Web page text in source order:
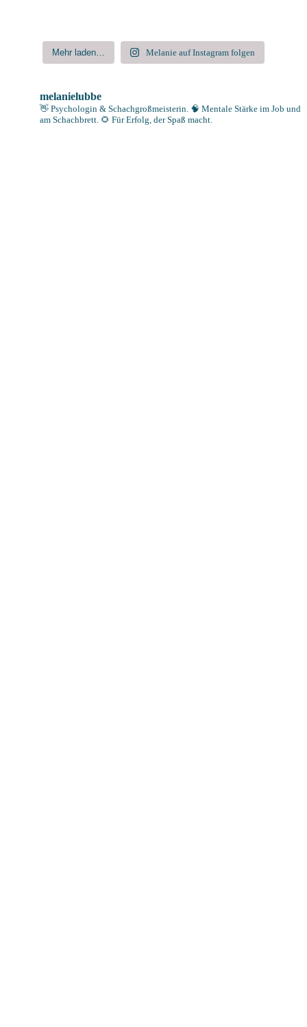
Mehr laden… Melanie auf Instagram folgen
melanielubbe
👋 Psychologin & Schachgroßmeisterin. 🧠 Mentale Stärke im Job und
am Schachbrett. 🌻 Für Erfolg, der Spaß macht.